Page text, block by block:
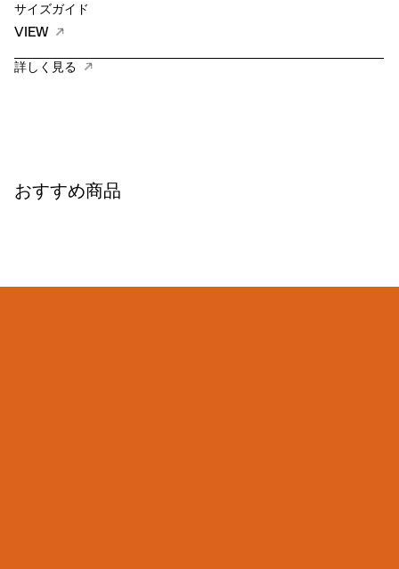
サイズガイド
VIEW
詳しく見る
おすすめ商品